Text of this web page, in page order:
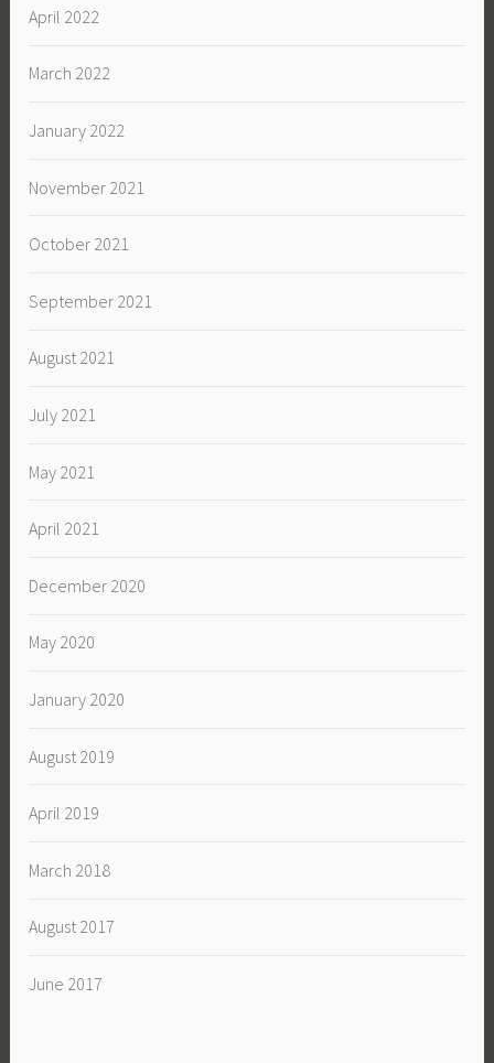
April 2022
March 2022
January 2022
November 2021
October 2021
September 2021
August 2021
July 2021
May 2021
April 2021
December 2020
May 2020
January 2020
August 2019
April 2019
March 2018
August 2017
June 2017